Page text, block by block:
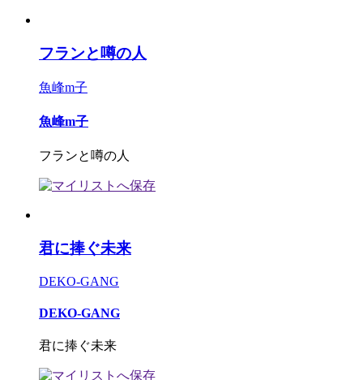
フランと噂の人
魚峰m子
魚峰m子
フランと噂の人
君に捧ぐ未来
DEKO-GANG
DEKO-GANG
君に捧ぐ未来